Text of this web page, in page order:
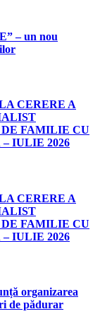
– un nou
CERERE A
FAMILIE CU
IULIE 2026
CERERE A
FAMILIE CU
IULIE 2026
organizarea
de pădurar